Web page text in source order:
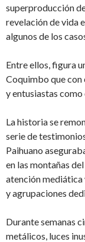
superproducción
revelación de vida
algunos de los
Entre ellos, figura
Coquimbo que
y entusiastas como
La historia se
serie de
Paihuano
en las montañas
atención mediática
y agrupaciones
Durante semanas
metálicos, luces